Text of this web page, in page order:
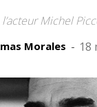
Michel
Morales - 18